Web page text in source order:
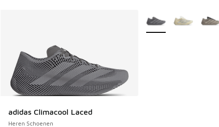
adidas Climacool Laced
Heren Schoenen
Meer kleuren